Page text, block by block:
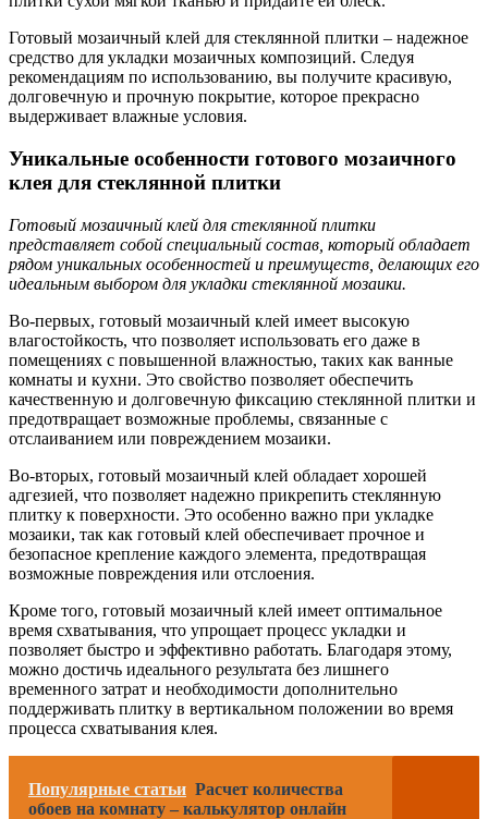
Готовый мозаичный клей для стеклянной плитки – надежное
средство для укладки мозаичных композиций. Следуя
рекомендациям по использованию, вы получите красивую,
долговечную и прочную покрытие, которое прекрасно
выдерживает влажные условия.
Уникальные особенности готового мозаичного
клея для стеклянной плитки
Готовый мозаичный клей для стеклянной плитки
представляет собой специальный состав, который обладает
рядом уникальных особенностей и преимуществ, делающих его
идеальным выбором для укладки стеклянной мозаики.
Во-первых, готовый мозаичный клей имеет высокую
влагостойкость, что позволяет использовать его даже в
помещениях с повышенной влажностью, таких как ванные
комнаты и кухни. Это свойство позволяет обеспечить
качественную и долговечную фиксацию стеклянной плитки и
предотвращает возможные проблемы, связанные с
отслаиванием или повреждением мозаики.
Во-вторых, готовый мозаичный клей обладает хорошей
адгезией, что позволяет надежно прикрепить стеклянную
плитку к поверхности. Это особенно важно при укладке
мозаики, так как готовый клей обеспечивает прочное и
безопасное крепление каждого элемента, предотвращая
возможные повреждения или отслоения.
Кроме того, готовый мозаичный клей имеет оптимальное
время схватывания, что упрощает процесс укладки и
позволяет быстро и эффективно работать. Благодаря этому,
можно достичь идеального результата без лишнего
временного затрат и необходимости дополнительно
поддерживать плитку в вертикальном положении во время
процесса схватывания клея.
Популярные статьи Расчет количества
обоев на комнату – калькулятор онлайн